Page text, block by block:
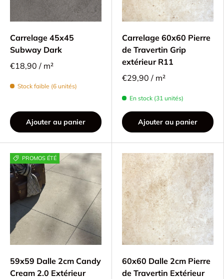
Carrelage 45x45
Subway Dark
€18,90 / m²
Stock faible (6 unités)
Ajouter au panier
Carrelage 60x60 Pierre
de Travertin Grip
extérieur R11
€29,90 / m²
En stock (31 unités)
Ajouter au panier
PROMOS ÉTÉ
59x59 Dalle 2cm Candy
Cream 2.0 Extérieur
60x60 Dalle 2cm Pierre
de Travertin Extérieur